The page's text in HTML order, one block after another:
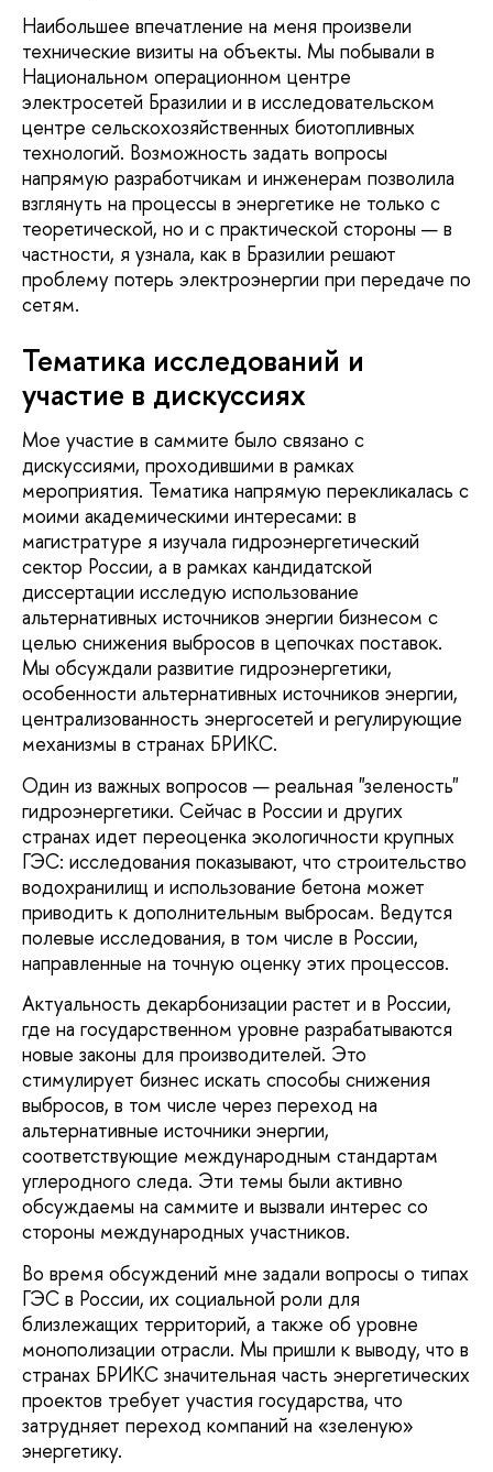
Наибольшее впечатление на меня произвели
технические визиты на объекты. Мы побывали в
Национальном операционном центре
электросетей Бразилии и в исследовательском
центре сельскохозяйственных биотопливных
технологий. Возможность задать вопросы
напрямую разработчикам и инженерам позволила
взглянуть на процессы в энергетике не только с
теоретической, но и с практической стороны — в
частности, я узнала, как в Бразилии решают
проблему потерь электроэнергии при передаче по
сетям.
Тематика исследований и
участие в дискуссиях
Мое участие в саммите было связано с
дискуссиями, проходившими в рамках
мероприятия. Тематика напрямую перекликалась с
моими академическими интересами: в
магистратуре я изучала гидроэнергетический
сектор России, а в рамках кандидатской
диссертации исследую использование
альтернативных источников энергии бизнесом с
целью снижения выбросов в цепочках поставок.
Мы обсуждали развитие гидроэнергетики,
особенности альтернативных источников энергии,
централизованность энергосетей и регулирующие
механизмы в странах БРИКС.
Один из важных вопросов — реальная "зеленость"
гидроэнергетики. Сейчас в России и других
странах идет переоценка экологичности крупных
ГЭС: исследования показывают, что строительство
водохранилищ и использование бетона может
приводить к дополнительным выбросам. Ведутся
полевые исследования, в том числе в России,
направленные на точную оценку этих процессов.
Актуальность декарбонизации растет и в России,
где на государственном уровне разрабатываются
новые законы для производителей. Это
стимулирует бизнес искать способы снижения
выбросов, в том числе через переход на
альтернативные источники энергии,
соответствующие международным стандартам
углеродного следа. Эти темы были активно
обсуждаемы на саммите и вызвали интерес со
стороны международных участников.
Во время обсуждений мне задали вопросы о типах
ГЭС в России, их социальной роли для
близлежащих территорий, а также об уровне
монополизации отрасли. Мы пришли к выводу, что в
странах БРИКС значительная часть энергетических
проектов требует участия государства, что
затрудняет переход компаний на «зеленую»
энергетику.